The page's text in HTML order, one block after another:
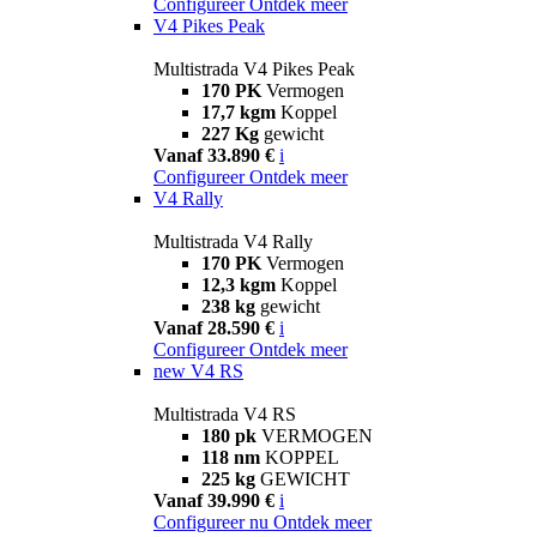
V4 Pikes Peak
Multistrada V4 Pikes Peak
170 PK Vermogen
17,7 kgm Koppel
227 Kg gewicht
Vanaf 33.890 € i
Configureer Ontdek meer
V4 Rally
Multistrada V4 Rally
170 PK Vermogen
12,3 kgm Koppel
238 kg gewicht
Vanaf 28.590 € i
Configureer Ontdek meer
new V4 RS
Multistrada V4 RS
180 pk VERMOGEN
118 nm KOPPEL
225 kg GEWICHT
Vanaf 39.990 € i
Configureer nu Ontdek meer